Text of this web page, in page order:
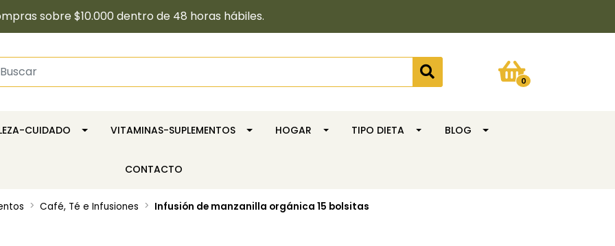
sobre $10.000 dentro de 48 horas hábiles.
0
CUIDADO VITAMINAS-SUPLEMENTOS HOGAR TIPO DIETA BLOG
CONTACTO
Café, Té e Infusiones Infusión de manzanilla orgánica 15 bolsitas